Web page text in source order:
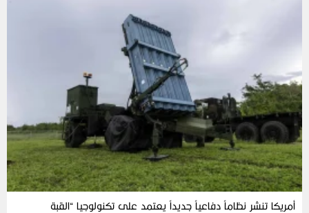
أمريكا تنشر نظاماً دفاعياً جديداً يعتمد على تكنولوجيا “القبة